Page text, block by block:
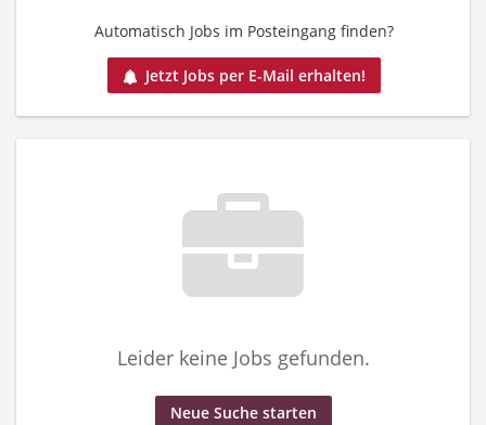
Automatisch Jobs im Posteingang finden?
Jetzt Jobs per E-Mail erhalten!
Leider keine Jobs gefunden.
Neue Suche starten